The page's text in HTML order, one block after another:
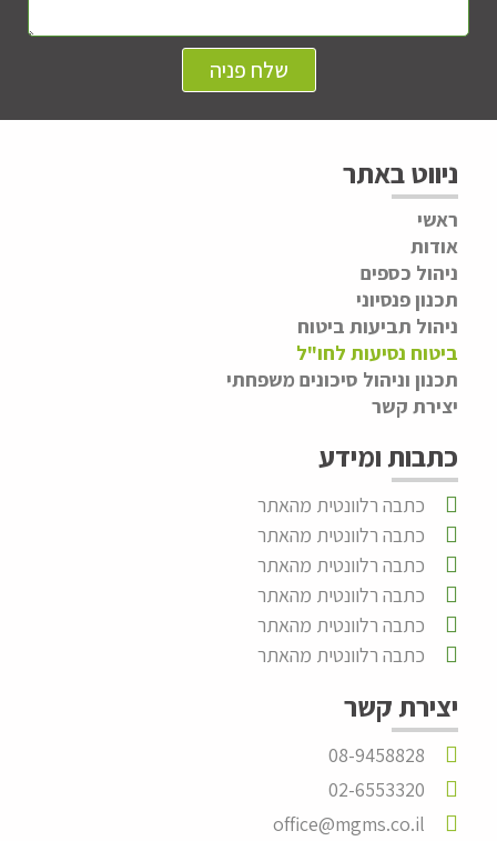
שלח פניה
ניווט באתר
ראשי
אודות
ניהול כספים
תכנון פנסיוני
ניהול תביעות ביטוח
ביטוח נסיעות לחו"ל
תכנון וניהול סיכונים משפחתי
יצירת קשר
כתבות ומידע
כתבה רלוונטית מהאתר
כתבה רלוונטית מהאתר
כתבה רלוונטית מהאתר
כתבה רלוונטית מהאתר
כתבה רלוונטית מהאתר
כתבה רלוונטית מהאתר
יצירת קשר
08-9458828
02-6553320
office@mgms.co.il